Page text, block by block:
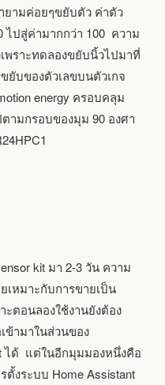
ยามค่อยๆขยับตัว ค่าตัว
ไปสู่ค่ามากกว่า 100 ความ
พราะทดลองขยับนิ้วไปมาที่
ยับของตัวเลขบนตัวเกจ
energy ครอบคลุม
ามกรอบของมุม 90 องศา
kit มา 2-3 วัน ความ
หมาะกับการขายเป็น
ะตอนลองใช้งานยังต้อง
ข้ามาในส่วนของ
ได้ แต่ในอีกมุมมองหนึ่งคือ
งระบบ Home Assistant